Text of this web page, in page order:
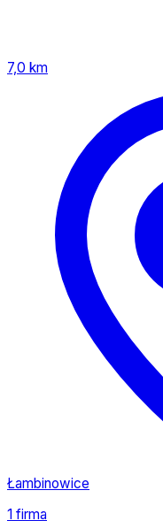
7,0 km
Łambinowice
1 firma